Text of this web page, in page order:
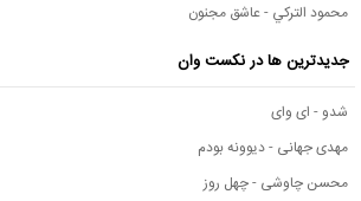
محمود التركي - عاشق مجنون
جدیدترین ها در نکست وان
شدو - ای وای
مهدی جهانی - دیوونه بودم
محسن چاوشی - چهل روز